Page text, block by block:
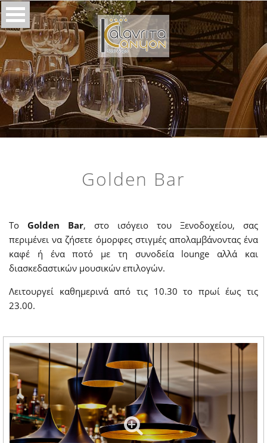
Golden Bar
Το Golden Bar, στο ισόγειο του Ξενοδοχείου, σας
περιμένει να ζήσετε όμορφες στιγμές απολαμβάνοντας ένα
καφέ ή ένα ποτό με τη συνοδεία lounge αλλά και
διασκεδαστικών μουσικών επιλογών.
Λειτουργεί καθημερινά από τις 10.30 το πρωί έως τις
23.00.